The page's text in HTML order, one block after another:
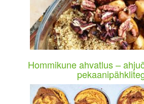
Hommikune ahvatlus –